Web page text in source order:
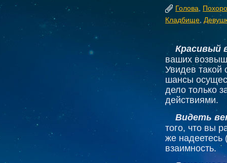
Голова
Кладбище
Красивый
ваших
Увидев такой
шансы
дело только
действиями.
Видеть
того, что вы
же надеетесь
взаимность.